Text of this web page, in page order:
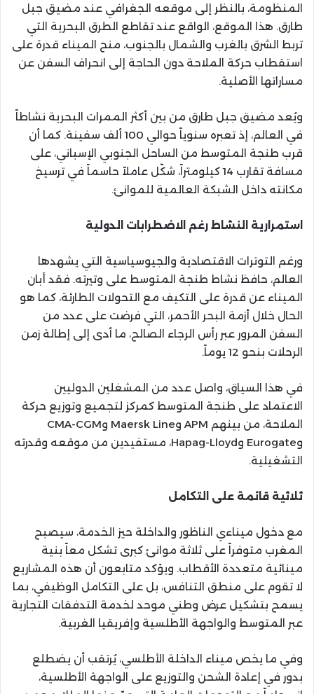
المنظومة، بالنظر إلى موقعه الجغرافي عند مضيق جبل
طارق. هذا الموقع، الواقع عند تقاطع الطرق البحرية التي
تربط الشرق بالغرب والشمال بالجنوب، منح الميناء قدرة على
استقطاب حركة الملاحة دون الحاجة إلى انحراف السفن عن
مساراتها الأصلية.
ويُعد مضيق جبل طارق من بين أكثر الممرات البحرية نشاطاً
في العالم، إذ تعبره سنوياً حوالي 100 ألف سفينة. كما أن
قرب طنجة المتوسط من الساحل الجنوبي الإسباني، على
مسافة تقارب 14 كيلومتراً، شكّل عاملاً حاسماً في ترسيخ
مكانته داخل الشبكة العالمية للموانئ.
استمرارية النشاط رغم الاضطرابات الدولية
ورغم التوترات الاقتصادية والجيوسياسية التي يشهدها
العالم، حافظ نشاط طنجة المتوسط على وتيرته. فقد أبان
الميناء عن قدرة على التكيف مع التحولات الطارئة، كما هو
الحال خلال أزمة البحر الأحمر، التي فرضت على عدد من
السفن المرور عبر رأس الرجاء الصالح، ما أدى إلى إطالة زمن
الرحلات بنحو 12 يوماً.
في هذا السياق، واصل عدد من المشغلين الدوليين
الاعتماد على طنجة المتوسط كمركز لتجميع وتوزيع حركة
الملاحة، من بينهم APM وMaersk Line وCMA-CGM
وEurogate وHapag-Lloyd، مستفيدين من موقعه وقدرته
التشغيلية.
ثلاثية قائمة على التكامل
مع دخول ميناءي الناظور والداخلة حيز الخدمة، سيصبح
المغرب متوفراً على ثلاثة موانئ كبرى تشكل معاً بنية
مينائية متعددة الأقطاب. ويؤكد متابعون أن هذه المشاريع
لا تقوم على منطق التنافس، بل على التكامل الوظيفي، بما
يسمح بتشكيل عرض وطني موحد لخدمة التدفقات التجارية
عبر المتوسط والواجهة الأطلسية وإفريقيا الغربية.
وفي ما يخص ميناء الداخلة الأطلسي، يُرتقب أن يضطلع
بدور في إعادة الشحن والتوزيع على الواجهة الأطلسية،